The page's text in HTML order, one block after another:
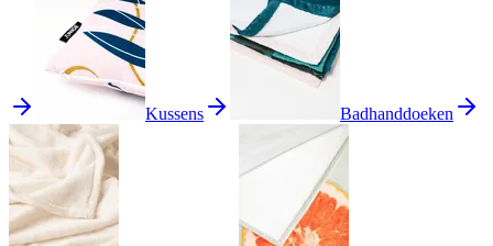
Kussens Badhanddoeken